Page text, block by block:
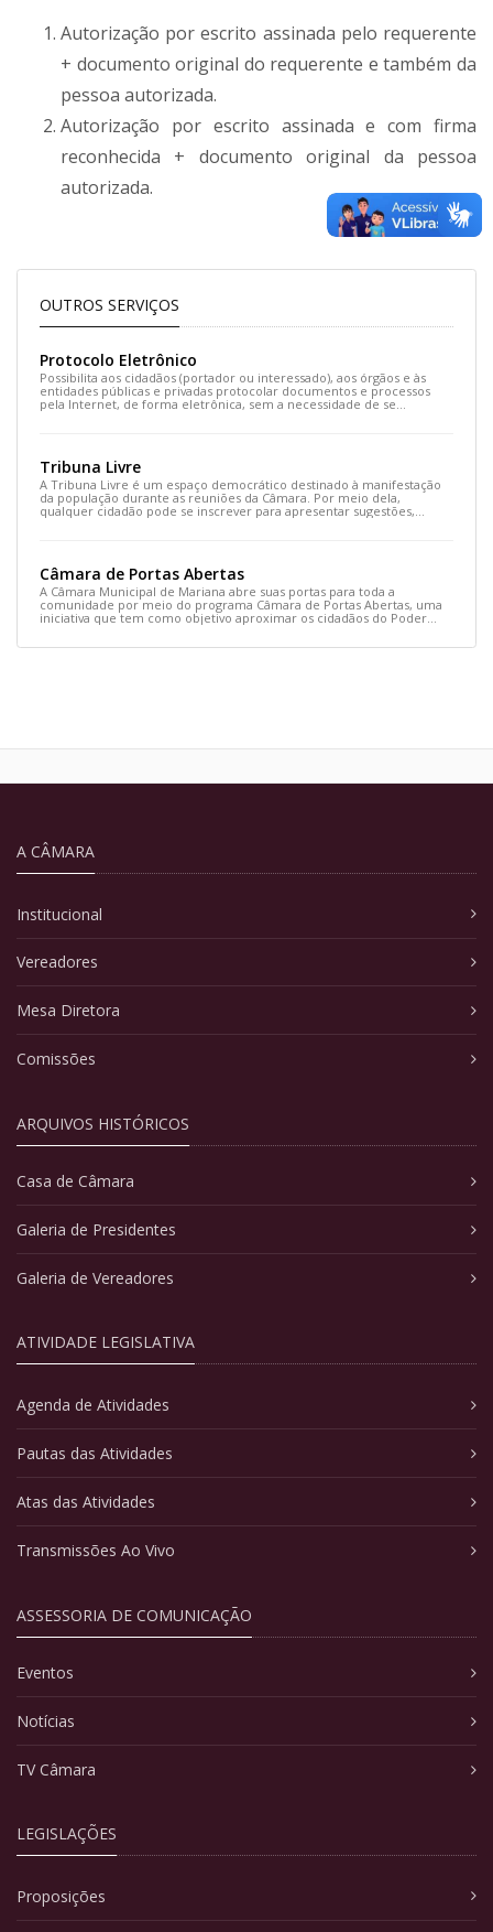
Autorização por escrito assinada pelo requerente
+ documento original do requerente e também da
pessoa autorizada.
Autorização por escrito assinada e com firma
reconhecida + documento original da pessoa
autorizada.
OUTROS SERVIÇOS
Protocolo Eletrônico
Possibilita aos cidadãos (portador ou interessado), aos órgãos e às
entidades públicas e privadas protocolar documentos e processos
pela Internet, de forma eletrônica, sem a necessidade de se
deslocarem fisicamente até o legislativo e, ainda, evitar gastos com o
Tribuna Livre
A Tribuna Livre é um espaço democrático destinado à manifestação
da população durante as reuniões da Câmara. Por meio dela,
qualquer cidadão pode se inscrever para apresentar sugestões,
opiniões ou demandas de interesse coletivo.
Câmara de Portas Abertas
A Câmara Municipal de Mariana abre suas portas para toda a
comunidade por meio do programa Câmara de Portas Abertas, uma
iniciativa que tem como objetivo aproximar os cidadãos do Poder
Legislativo e fortalecer a participação popular.
A CÂMARA
Institucional
Vereadores
Mesa Diretora
Comissões
ARQUIVOS HISTÓRICOS
Casa de Câmara
Galeria de Presidentes
Galeria de Vereadores
ATIVIDADE LEGISLATIVA
Agenda de Atividades
Pautas das Atividades
Atas das Atividades
Transmissões Ao Vivo
ASSESSORIA DE COMUNICAÇÃO
Eventos
Notícias
TV Câmara
LEGISLAÇÕES
Proposições